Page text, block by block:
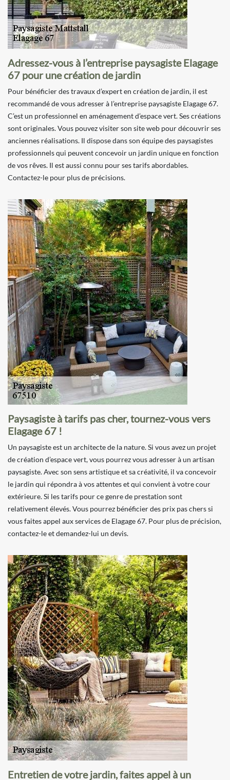
Adressez-vous à l’entreprise paysagiste Elagage
67 pour une création de jardin
Pour bénéficier des travaux d’expert en création de jardin, il est
recommandé de vous adresser à l’entreprise paysagiste Elagage 67.
C’est un professionnel en aménagement d’espace vert. Ses créations
sont originales. Vous pouvez visiter son site web pour découvrir ses
anciennes réalisations. Il dispose dans son équipe des paysagistes
professionnels qui peuvent concevoir un jardin unique en fonction
de vos rêves. Il est aussi connu pour ses tarifs abordables.
Contactez-le pour plus de précisions.
Paysagiste à tarifs pas cher, tournez-vous vers
Elagage 67 !
Un paysagiste est un architecte de la nature. Si vous avez un projet
de création d’espace vert, vous pourrez vous adresser à un artisan
paysagiste. Avec son sens artistique et sa créativité, il va concevoir
le jardin qui répondra à vos attentes et qui convient à votre cour
extérieure. Si les tarifs pour ce genre de prestation sont
relativement élevés. Vous pourrez bénéficier des prix pas chers si
vous faites appel aux services de Elagage 67. Pour plus de précision,
contactez-le et demandez-lui un devis.
Entretien de votre jardin, faites appel à un